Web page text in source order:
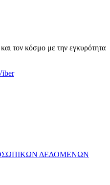
τον κόσμο με την εγκυρότητα
ΔΕΔΟΜΕΝΩΝ